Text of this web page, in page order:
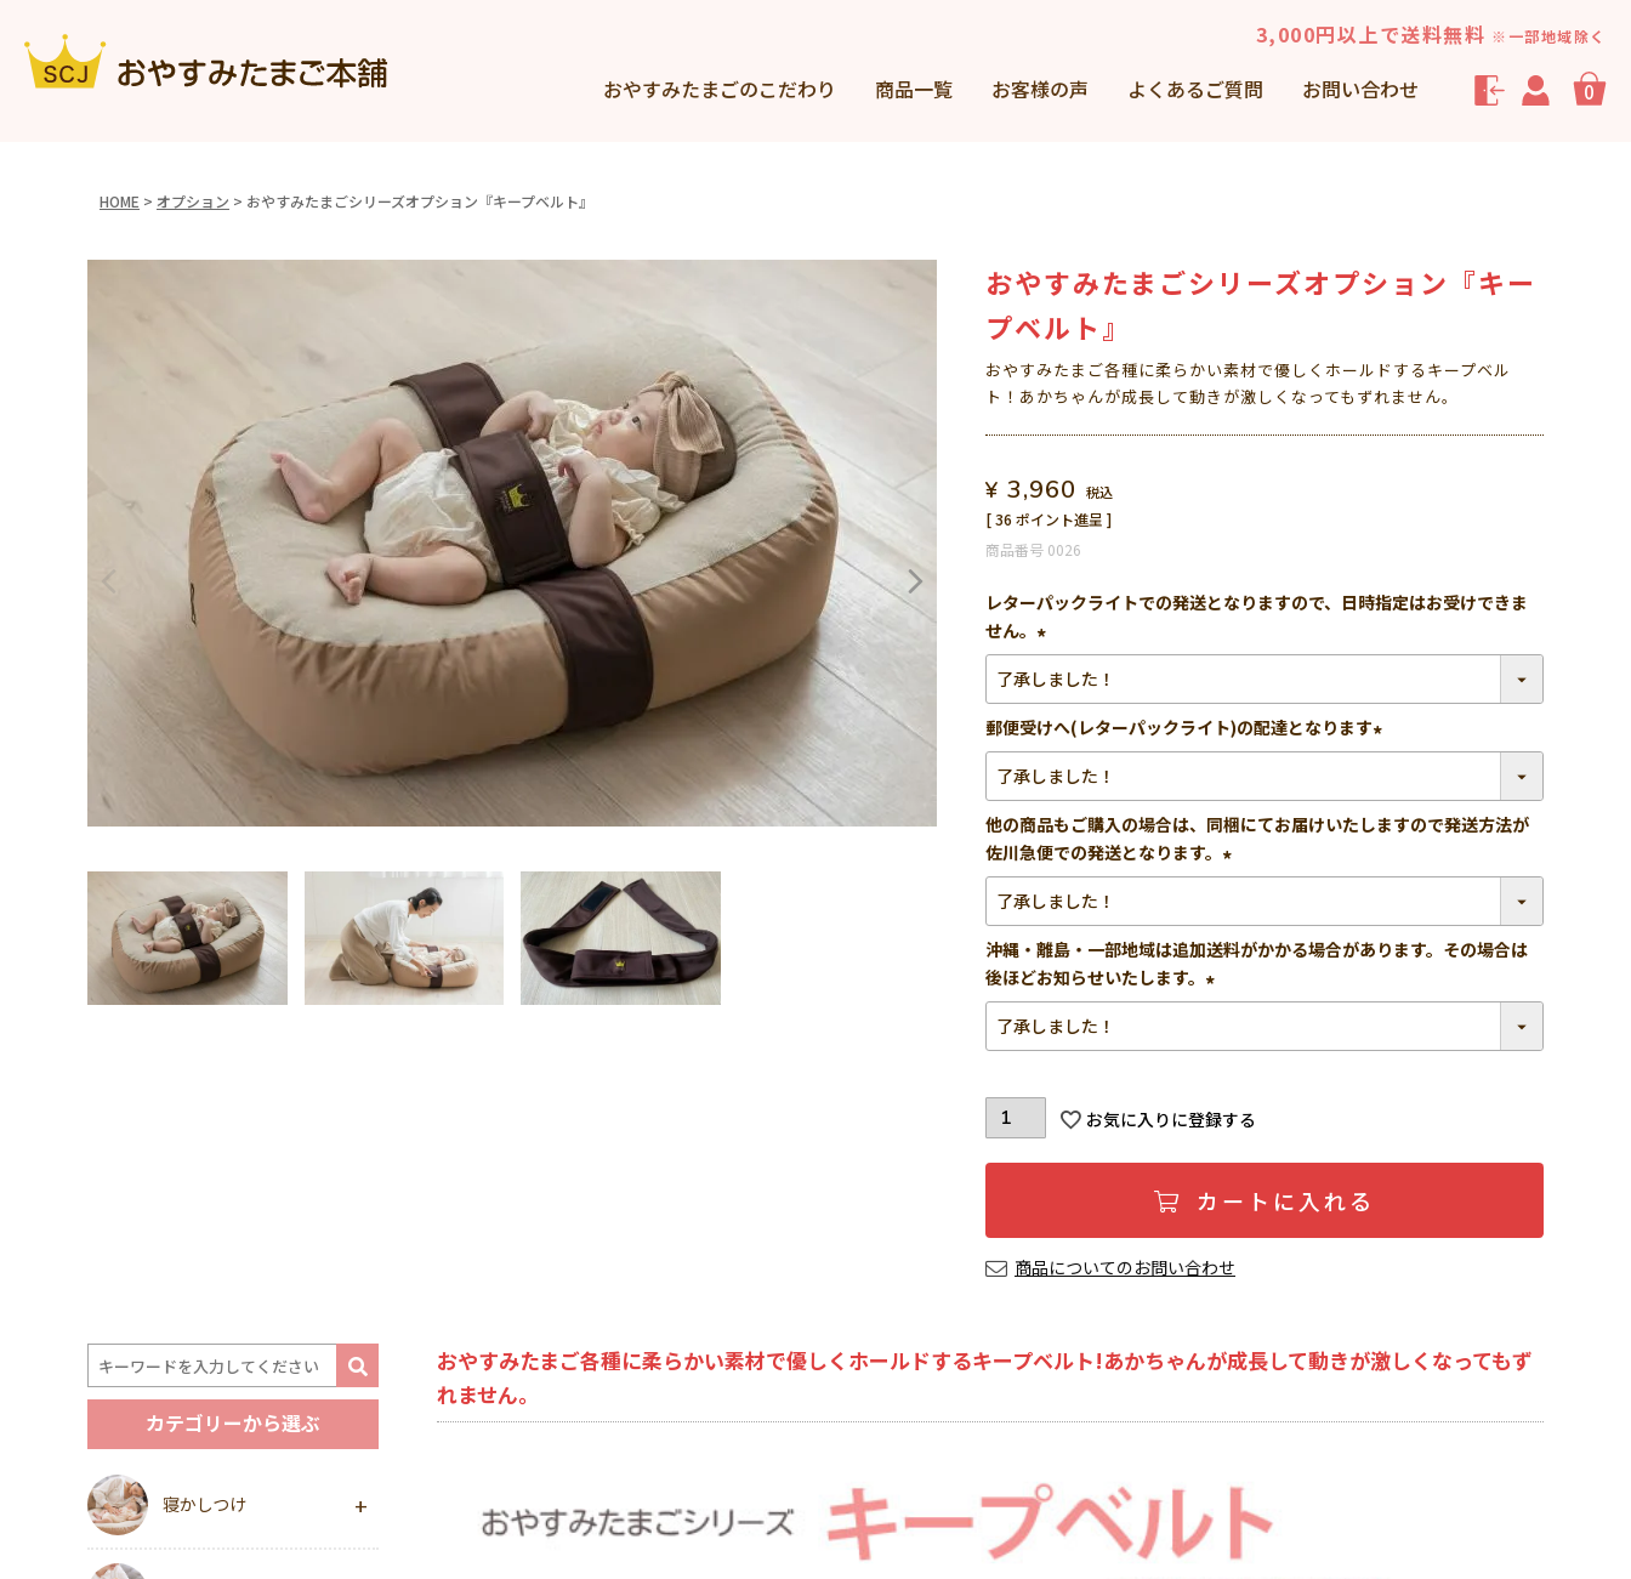
3,000円以上で送料無料 ※一部地域除く
おやすみたまごのこだわり 商品一覧 お客様の声 よくあるご質問 お問い合わせ 0
HOME オプション おやすみたまごシリーズオプション『キープベルト』
おやすみたまご各種に柔らかい素材で優しくホールドするキープベル
ト！あかちゃんが成長して動きが激しくなってもずれません。
おやすみたまごシリーズオプション『キー
プベルト』
¥ 3,960 税込
[36 ポイント進呈 ]
商品番号 0026
レターパックライトでの発送となりますので、日時指定はお受けできま
せん。
(必
郵便受けへ(レターパックライト)の配達となります
他の商品もご購入の場合は、同梱にてお届けいたしますので発送方法が
佐川急便での発送となります。
沖縄・離島・一部地域は追加送料がかかる場合があります。その場合は
後ほどお知らせいたします。
お気に入りに登録する
カートに入れる
商品についてのお問い合わせ
カテゴリーから選ぶ
寝かしつけ
おやすみたまご各種に柔らかい素材で優しくホールドするキープベルト!あかちゃんが成長して動きが激しくなってもず
れません。